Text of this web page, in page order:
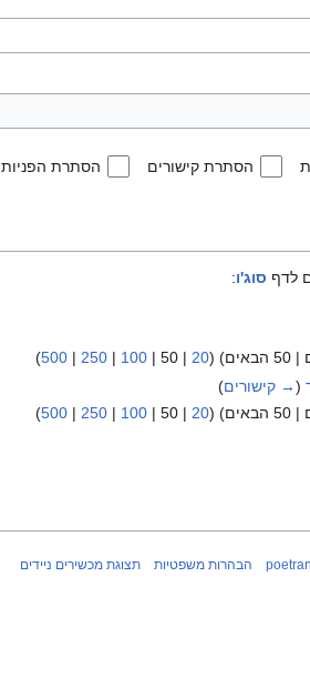
הסתרת קישורים הסתרת הפניות
לדף סוג'ו:
| 50 הבאים ) (
20
|
50
|
100
|
250
|
500
)
(→ קישורים)
| 50 הבאים ) (
20
|
50
|
100
|
250
|
500
)
הבהרות משפטיות תצוגת מכשירים ניידים